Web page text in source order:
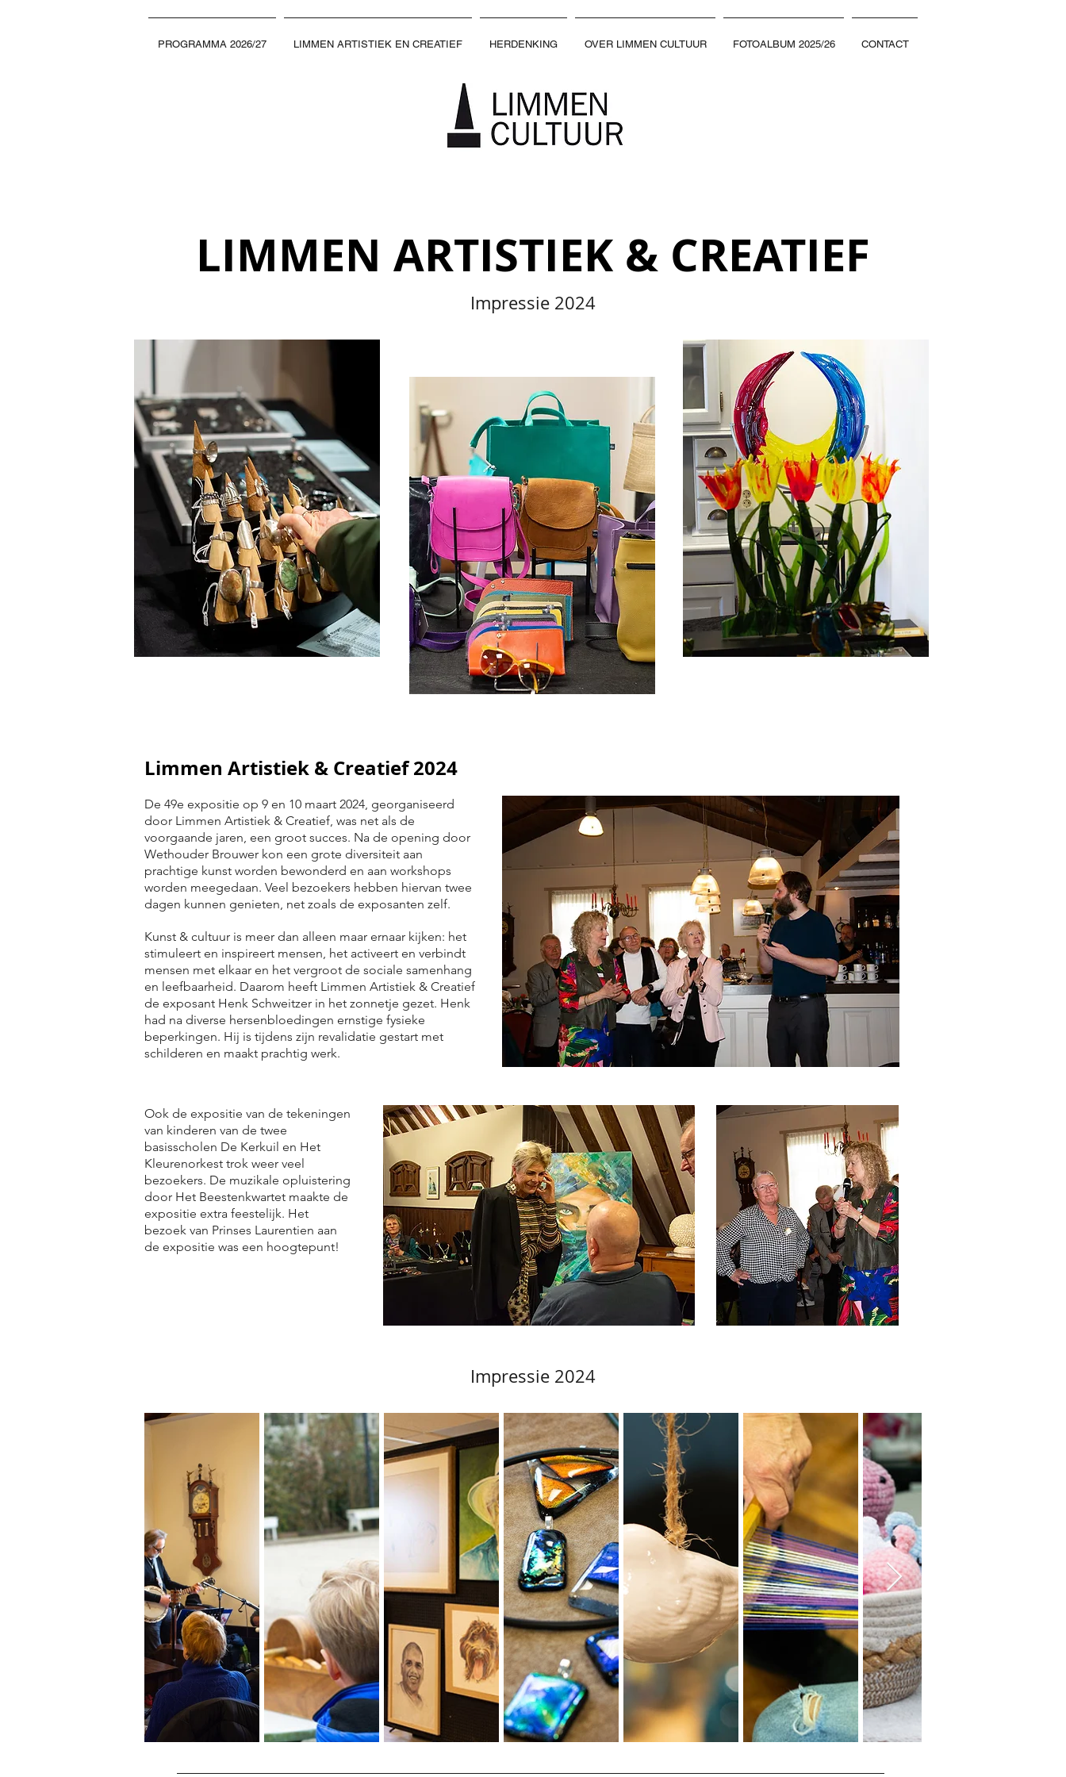
PROGRAMMA 2026/27 LIMMEN ARTISTIEK EN CREATIEF HERDENKING OVER LIMMEN CULTUUR FOTOALBUM 2025/26 CONTACT
LIMMEN ARTISTIEK & CREATIEF
Impressie 2024
Limmen Artistiek & Creatief 2024
De 49e expositie op 9 en 10 maart 2024, georganiseerd
door Limmen Artistiek & Creatief, was net als de
voorgaande jaren, een groot succes. Na de opening door
Wethouder Brouwer kon een grote diversiteit aan
prachtige kunst worden bewonderd en aan workshops
worden meegedaan. Veel bezoekers hebben hiervan twee
dagen kunnen genieten, net zoals de exposanten zelf.
Kunst & cultuur is meer dan alleen maar ernaar kijken: het
stimuleert en inspireert mensen, het activeert en verbindt
mensen met elkaar en het vergroot de sociale samenhang
en leefbaarheid. Daarom heeft Limmen Artistiek & Creatief
de exposant Henk Schweitzer in het zonnetje gezet. Henk
had na diverse hersenbloedingen ernstige fysieke
beperkingen. Hij is tijdens zijn revalidatie gestart met
schilderen en maakt prachtig werk.
Ook de expositie van de tekeningen
van kinderen van de twee
basisscholen De Kerkuil en Het
Kleurenorkest trok weer veel
bezoekers. De muzikale opluistering
door Het Beestenkwartet maakte de
expositie extra feestelijk. Het
bezoek van Prinses Laurentien aan
de expositie was een hoogtepunt!
Impressie 2024